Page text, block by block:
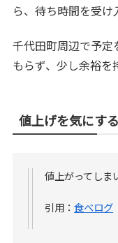
ら、待ち時間を受け
千代田町周辺で予
もらず、少し余裕を
値上げを気にす
値上がってしま
引用：食べログ